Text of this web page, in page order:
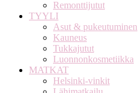
Remonttijutut
TYYLI
Asut & pukeutuminen
Kauneus
Tukkajutut
Luonnonkosmetiikka
MATKAT
Helsinki-vinkit